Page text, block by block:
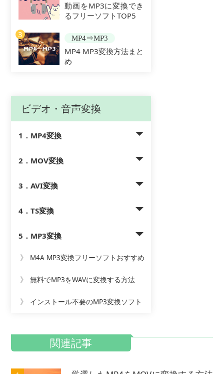
動画をMP3に変換でき
るフリーソフトTOP5
3
MP4⇒MP3
MP4 MP3変換方法まと
め
ビデオ・音声変換
1．MP4変換
2．MOV変換
3．AVI変換
4．TS変換
5．MP3変換
》 M4A MP3変換フリーソフトおすすめ
》 無料でMP3をWAVに変換する方法
》 インストール不要のMP3変換ソフト
関連記事